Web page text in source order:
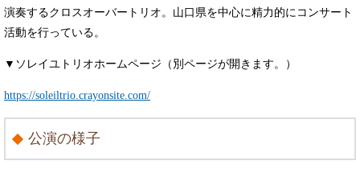
演奏するクロスオーバートリオ。山口県を中心に精力的にコンサート
活動を行っている。
▼ソレイユトリオホームページ（別ページが開きます。）
https://soleiltrio.crayonsite.com/
公演の様子